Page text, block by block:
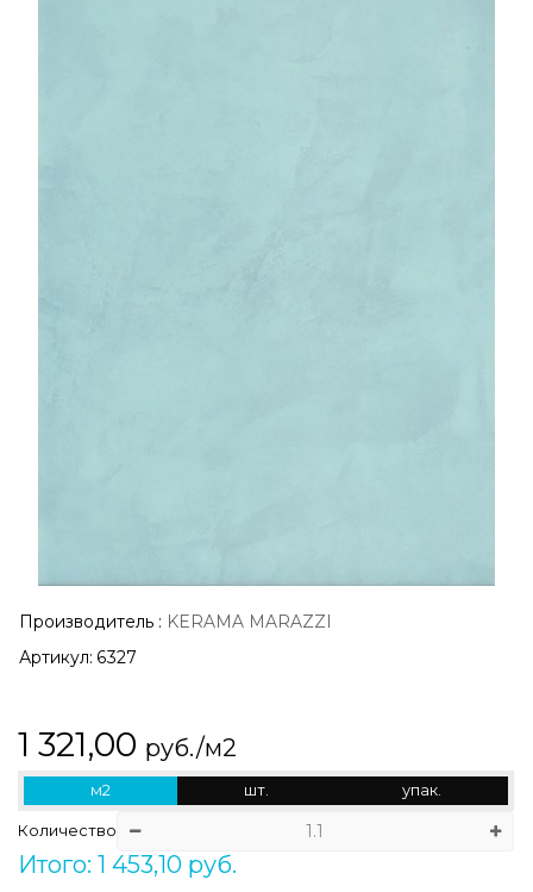
Производитель : KERAMA MARAZZI
Артикул: 6327
1 321,00 руб./м2
м2 шт. упак.
Количество
Итого: 1 453,10 руб.